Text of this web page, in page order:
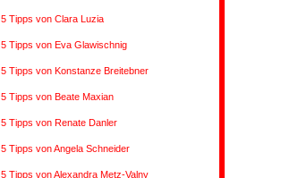
5 Tipps von Clara Luzia
5 Tipps von Eva Glawischnig
5 Tipps von Konstanze Breitebner
5 Tipps von Beate Maxian
5 Tipps von Renate Danler
5 Tipps von Angela Schneider
5 Tipps von Alexandra Metz-Valny